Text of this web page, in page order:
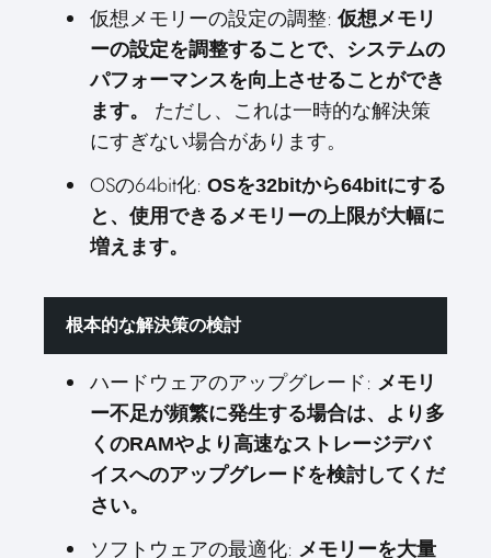
仮想メモリーの設定の調整:仮想メモリ
ーの設定を調整することで、システムの
パフォーマンスを向上させることができ
ます。
ただし、これは一時的な解決策
にすぎない場合があります。
OSの64bit化: OSを32bitから64bitにする
と、使用できるメモリーの上限が大幅に
増えます。
根本的な解決策の検討
ハードウェアのアップグレード: メモリ
ー不足が頻繁に発生する場合は、より多
くのRAMやより高速なストレージデバ
イスへのアップグレードを検討してくだ
さい。
ソフトウェアの最適化: メモリーを大量